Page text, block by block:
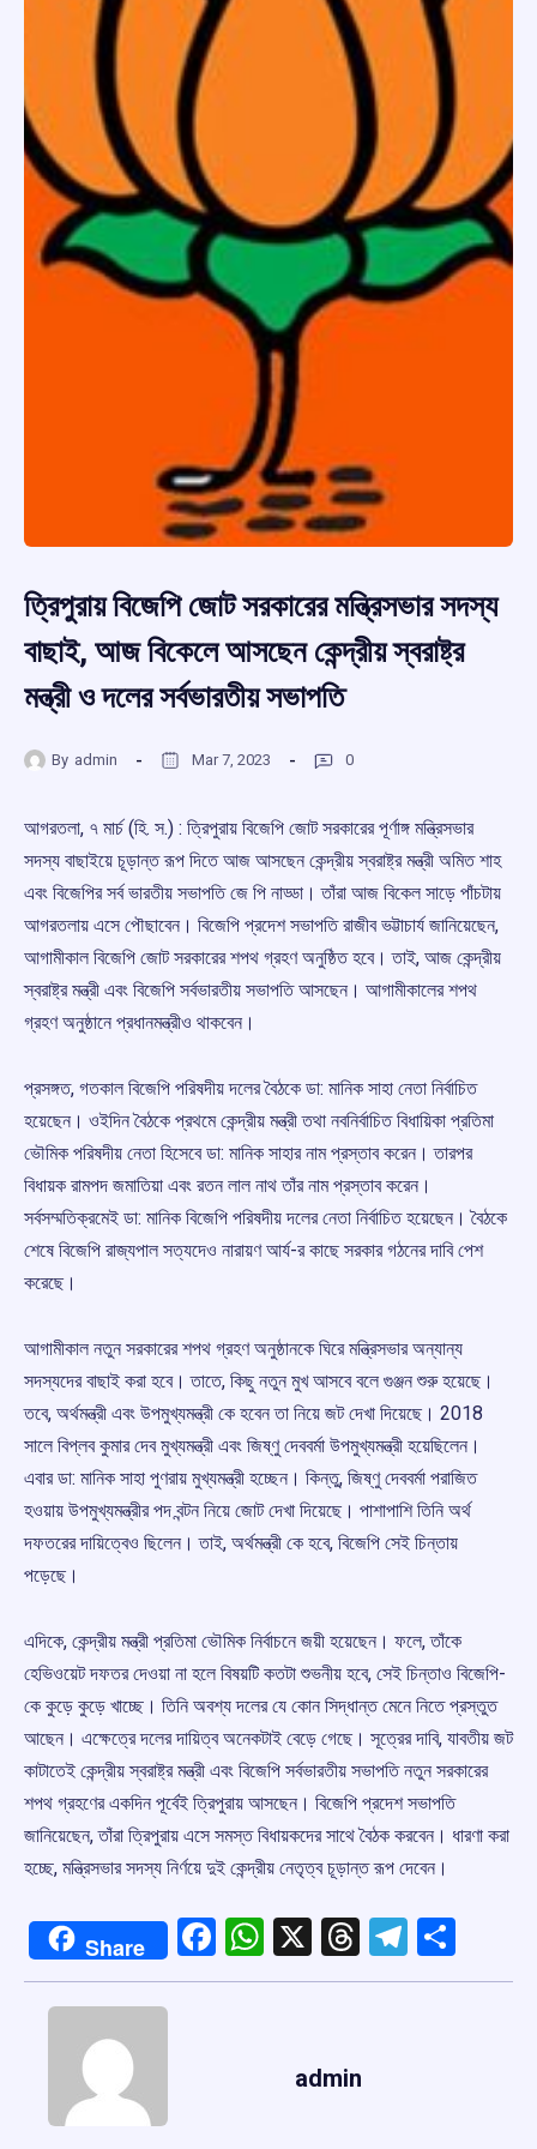
ত্রিপুরায় বিজেপি জোট সরকারের মন্ত্রিসভার সদস্য
বাছাই, আজ বিকেলে আসছেন কেন্দ্রীয় স্বরাষ্ট্র
মন্ত্রী ও দলের সর্বভারতীয় সভাপতি
By admin Mar 7, 2023 0
আগরতলা, ৭ মার্চ (হি. স.) : ত্রিপুরায় বিজেপি জোট সরকারের পূর্ণাঙ্গ মন্ত্রিসভার
সদস্য বাছাইয়ে চূড়ান্ত রূপ দিতে আজ আসছেন কেন্দ্রীয় স্বরাষ্ট্র মন্ত্রী অমিত শাহ
এবং বিজেপির সর্ব ভারতীয় সভাপতি জে পি নাড্ডা। তাঁরা আজ বিকেল সাড়ে পাঁচটায়
আগরতলায় এসে পৌছাবেন। বিজেপি প্রদেশ সভাপতি রাজীব ভট্টাচার্য জানিয়েছেন,
আগামীকাল বিজেপি জোট সরকারের শপথ গ্রহণ অনুষ্ঠিত হবে। তাই, আজ কেন্দ্রীয়
স্বরাষ্ট্র মন্ত্রী এবং বিজেপি সর্বভারতীয় সভাপতি আসছেন। আগামীকালের শপথ
গ্রহণ অনুষ্ঠানে প্রধানমন্ত্রীও থাকবেন।
প্রসঙ্গত, গতকাল বিজেপি পরিষদীয় দলের বৈঠকে ডা: মানিক সাহা নেতা নির্বাচিত
হয়েছেন। ওইদিন বৈঠকে প্রথমে কেন্দ্রীয় মন্ত্রী তথা নবনির্বাচিত বিধায়িকা প্রতিমা
ভৌমিক পরিষদীয় নেতা হিসেবে ডা: মানিক সাহার নাম প্রস্তাব করেন। তারপর
বিধায়ক রামপদ জমাতিয়া এবং রতন লাল নাথ তাঁর নাম প্রস্তাব করেন।
সর্বসম্মতিক্রমেই ডা: মানিক বিজেপি পরিষদীয় দলের নেতা নির্বাচিত হয়েছেন। বৈঠকে
শেষে বিজেপি রাজ্যপাল সত্যদেও নারায়ণ আর্য-র কাছে সরকার গঠনের দাবি পেশ
করেছে।
আগামীকাল নতুন সরকারের শপথ গ্রহণ অনুষ্ঠানকে ঘিরে মন্ত্রিসভার অন্যান্য
সদস্যদের বাছাই করা হবে। তাতে, কিছু নতুন মুখ আসবে বলে গুঞ্জন শুরু হয়েছে।
তবে, অর্থমন্ত্রী এবং উপমুখ্যমন্ত্রী কে হবেন তা নিয়ে জট দেখা দিয়েছে। 2018
সালে বিপ্লব কুমার দেব মুখ্যমন্ত্রী এবং জিষ্ণু দেববর্মা উপমুখ্যমন্ত্রী হয়েছিলেন।
এবার ডা: মানিক সাহা পুণরায় মুখ্যমন্ত্রী হচ্ছেন। কিন্তু, জিষ্ণু দেববর্মা পরাজিত
হওয়ায় উপমুখ্যমন্ত্রীর পদ বন্টন নিয়ে জোট দেখা দিয়েছে। পাশাপাশি তিনি অর্থ
দফতরের দায়িত্বেও ছিলেন। তাই, অর্থমন্ত্রী কে হবে, বিজেপি সেই চিন্তায়
পড়েছে।
এদিকে, কেন্দ্রীয় মন্ত্রী প্রতিমা ভৌমিক নির্বাচনে জয়ী হয়েছেন। ফলে, তাঁকে
হেভিওয়েট দফতর দেওয়া না হলে বিষয়টি কতটা শুভনীয় হবে, সেই চিন্তাও বিজেপি-
কে কুড়ে কুড়ে খাচ্ছে। তিনি অবশ্য দলের যে কোন সিদ্ধান্ত মেনে নিতে প্রস্তুত
আছেন। এক্ষেত্রে দলের দায়িত্ব অনেকটাই বেড়ে গেছে। সূত্রের দাবি, যাবতীয় জট
কাটাতেই কেন্দ্রীয় স্বরাষ্ট্র মন্ত্রী এবং বিজেপি সর্বভারতীয় সভাপতি নতুন সরকারের
শপথ গ্রহণের একদিন পূর্বেই ত্রিপুরায় আসছেন। বিজেপি প্রদেশ সভাপতি
জানিয়েছেন, তাঁরা ত্রিপুরায় এসে সমস্ত বিধায়কদের সাথে বৈঠক করবেন। ধারণা করা
হচ্ছে, মন্ত্রিসভার সদস্য নির্ণয়ে দুই কেন্দ্রীয় নেতৃত্ব চূড়ান্ত রূপ দেবেন।
Share Facebook
WhatsApp
X Threads
admin